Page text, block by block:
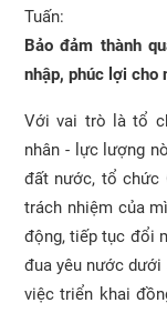
Tuấn:
Bảo đảm thành
nhập, phúc lợi cho
Với vai trò là tổ
nhân - lực lượng
đất nước, tổ chức
trách nhiệm của
động, tiếp tục đổi
đua yêu nước
việc triển khai